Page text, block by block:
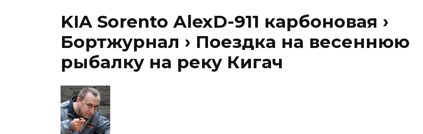
KIA Sorento AlexD-911 карбоновая ›
Бортжурнал › Поездка на весеннюю
рыбалку на реку Кигач